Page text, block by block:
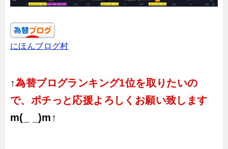
にほんブログ村
↑為替ブログランキング1位を取りたいの
で、ポチっと応援よろしくお願い致します
m(_ _)m↑